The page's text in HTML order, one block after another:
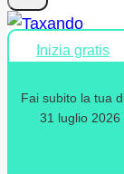
Inizia gratis
Fai subito la tua
31 luglio